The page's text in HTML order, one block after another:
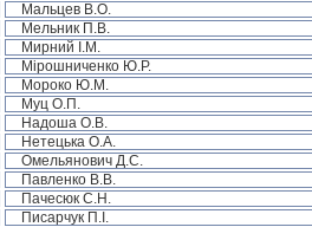
Мальцев В.О.
Мельник П.В.
Мирний І.М.
Мірошниченко Ю.Р.
Мороко Ю.М.
Муц О.П.
Надоша О.В.
Нетецька О.А.
Омельянович Д.С.
Павленко В.В.
Пачесюк С.Н.
Писарчук П.І.